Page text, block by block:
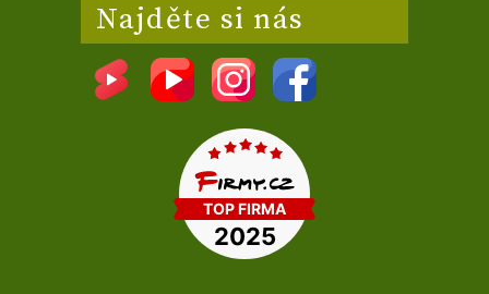
Najděte si nás